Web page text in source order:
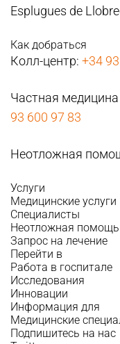
Esplugues de
Как добраться
Колл-центр: +34
Частная
93 600 97 83
Неотложная
Услуги
Медицинские услуги
Специалисты
Неотложная помощь
Запрос на лечение
Перейти в
Работа в госпитале
Исследования
Инновации
Информация для
Медицинские
Подпишитесь на нас